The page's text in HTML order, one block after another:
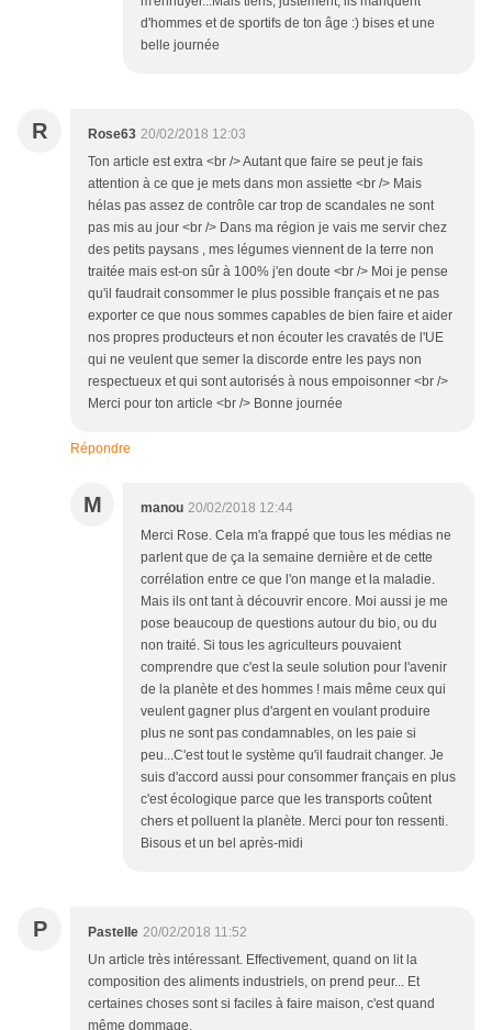
d'hommes et de sportifs de ton âge :) bises et une
belle journée
R Rose63 20/02/2018 12:03
Ton article est extra <br /> Autant que faire se peut je fais
attention à ce que je mets dans mon assiette <br /> Mais
hélas pas assez de contrôle car trop de scandales ne sont
pas mis au jour <br /> Dans ma région je vais me servir chez
des petits paysans , mes légumes viennent de la terre non
traitée mais est-on sûr à 100% j'en doute <br /> Moi je pense
qu'il faudrait consommer le plus possible français et ne pas
exporter ce que nous sommes capables de bien faire et aider
nos propres producteurs et non écouter les cravatés de l'UE
qui ne veulent que semer la discorde entre les pays non
respectueux et qui sont autorisés à nous empoisonner <br />
Merci pour ton article <br /> Bonne journée
Répondre
M manou 20/02/2018 12:44
Merci Rose. Cela m'a frappé que tous les médias ne
parlent que de ça la semaine dernière et de cette
corrélation entre ce que l'on mange et la maladie.
Mais ils ont tant à découvrir encore. Moi aussi je me
pose beaucoup de questions autour du bio, ou du
non traité. Si tous les agriculteurs pouvaient
comprendre que c'est la seule solution pour l'avenir
de la planète et des hommes ! mais même ceux qui
veulent gagner plus d'argent en voulant produire
plus ne sont pas condamnables, on les paie si
peu...C'est tout le système qu'il faudrait changer. Je
suis d'accord aussi pour consommer français en plus
c'est écologique parce que les transports coûtent
chers et polluent la planète. Merci pour ton ressenti.
Bisous et un bel après-midi
P Pastelle 20/02/2018 11:52
Un article très intéressant. Effectivement, quand on lit la
composition des aliments industriels, on prend peur... Et
certaines choses sont si faciles à faire maison, c'est quand
même dommage.